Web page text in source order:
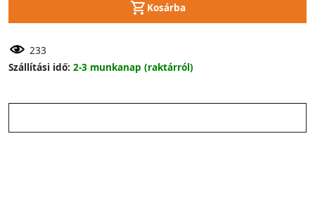
Kosárba
233
Szállítási idő: 2-3 munkanap (raktárról)